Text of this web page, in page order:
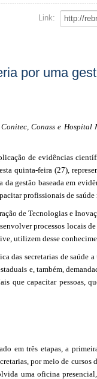
Link:
por uma
Conass e
de evidências
quinta-feira (27),
da gestão baseada em
profissionais de saúde
de Tecnologias e
processos locais
utilizem desse
das secretarias de
e, também,
que capacitar pessoas,
em três etapas, a
por meio de
uma oficina